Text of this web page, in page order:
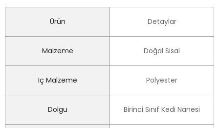
Ürün Detaylar
Malzeme Doğal Sisal
İç Malzeme Polyester
Dolgu Birinci Sınıf Kedi Nanesi